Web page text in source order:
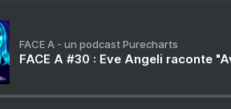
FACE A - un podcast Purecharts
FACE A #30 : Eve Angeli raconte